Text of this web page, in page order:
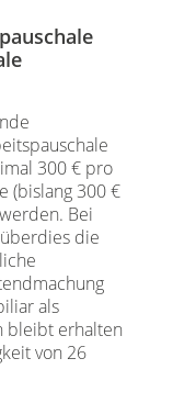
300 € pro
(bislang 300 €
Bei
die
als
bleibt erhalten
von 26